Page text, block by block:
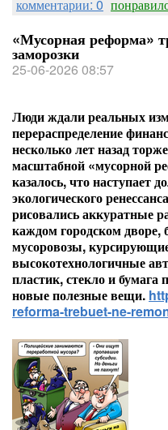
комментарии: 0
«Мусорная реформа»
заморозки
25-06-2026 08:57
Люди ждали реальных
перераспределение
несколько лет назад
масштабной «мусорной
казалось, что наступает
экологического
рисовались аккуратные
каждом городском
мусоровозы,
высокотехнологичные
пластик, стекло и
новые полезные вещи.
reforma-trebuet-ne-